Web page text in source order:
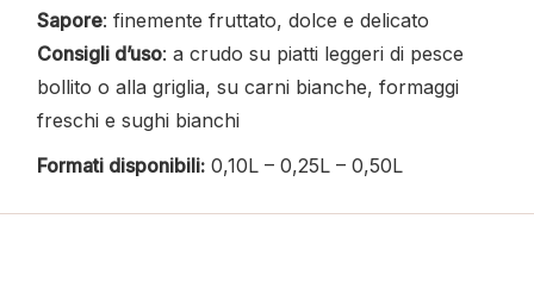
Sapore: finemente fruttato, dolce e delicato
Consigli d’uso: a crudo su piatti leggeri di pesce
bollito o alla griglia, su carni bianche, formaggi
freschi e sughi bianchi
Formati disponibili: 0,10L – 0,25L – 0,50L